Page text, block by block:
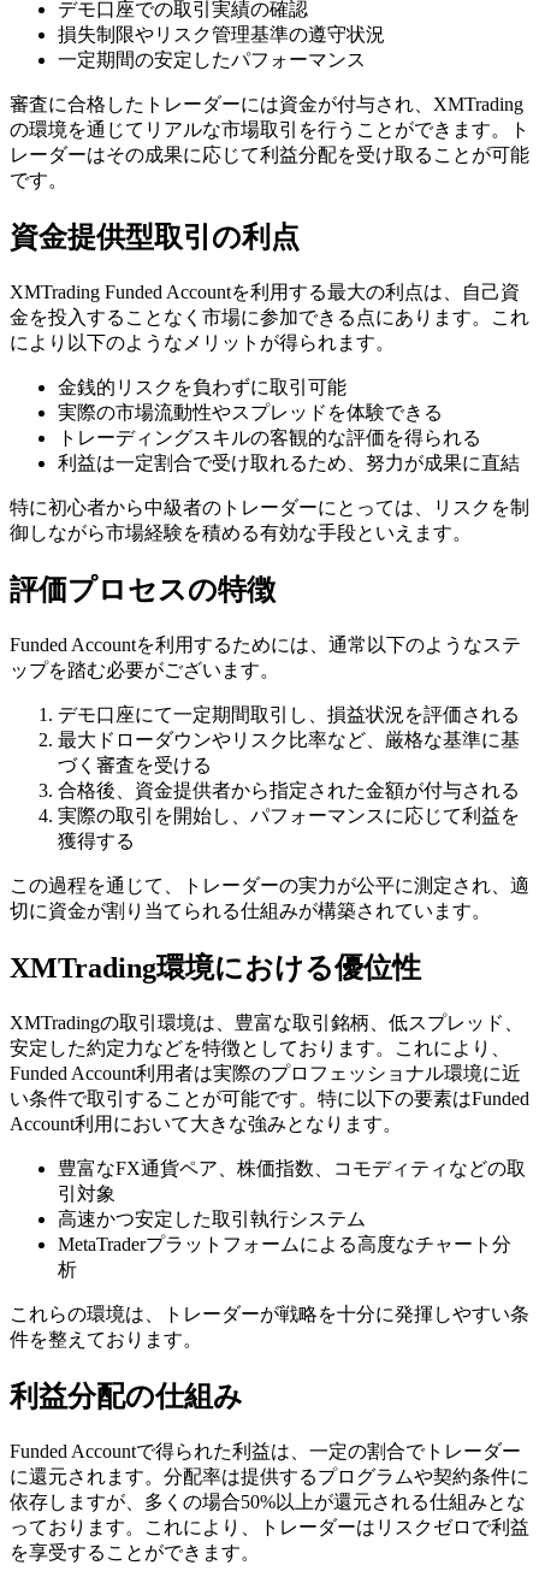
デモ口座での取引実績の確認
損失制限やリスク管理基準の遵守状況
一定期間の安定したパフォーマンス
審査に合格したトレーダーには資金が付与され、XMTrading
の環境を通じてリアルな市場取引を行うことができます。ト
レーダーはその成果に応じて利益分配を受け取ることが可能
です。
資金提供型取引の利点
XMTrading Funded Accountを利用する最大の利点は、自己資
金を投入することなく市場に参加できる点にあります。これ
により以下のようなメリットが得られます。
金銭的リスクを負わずに取引可能
実際の市場流動性やスプレッドを体験できる
トレーディングスキルの客観的な評価を得られる
利益は一定割合で受け取れるため、努力が成果に直結
特に初心者から中級者のトレーダーにとっては、リスクを制
御しながら市場経験を積める有効な手段といえます。
評価プロセスの特徴
Funded Accountを利用するためには、通常以下のようなステ
ップを踏む必要がございます。
デモ口座にて一定期間取引し、損益状況を評価される
最大ドローダウンやリスク比率など、厳格な基準に基
づく審査を受ける
合格後、資金提供者から指定された金額が付与される
実際の取引を開始し、パフォーマンスに応じて利益を
獲得する
この過程を通じて、トレーダーの実力が公平に測定され、適
切に資金が割り当てられる仕組みが構築されています。
XMTrading環境における優位性
XMTradingの取引環境は、豊富な取引銘柄、低スプレッド、
安定した約定力などを特徴としております。これにより、
Funded Account利用者は実際のプロフェッショナル環境に近
い条件で取引することが可能です。特に以下の要素はFunded
Account利用において大きな強みとなります。
豊富なFX通貨ペア、株価指数、コモディティなどの取
引対象
高速かつ安定した取引執行システム
MetaTraderプラットフォームによる高度なチャート分
析
これらの環境は、トレーダーが戦略を十分に発揮しやすい条
件を整えております。
利益分配の仕組み
Funded Accountで得られた利益は、一定の割合でトレーダー
に還元されます。分配率は提供するプログラムや契約条件に
依存しますが、多くの場合50%以上が還元される仕組みとな
っております。これにより、トレーダーはリスクゼロで利益
を享受することができます。